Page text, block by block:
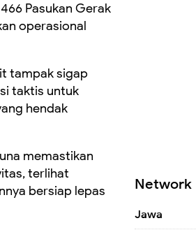
Pasukan Gerak
operasional
tampak sigap
taktis untuk
hendak
memastikan
terlihat
bersiap lepas
Network
Jawa